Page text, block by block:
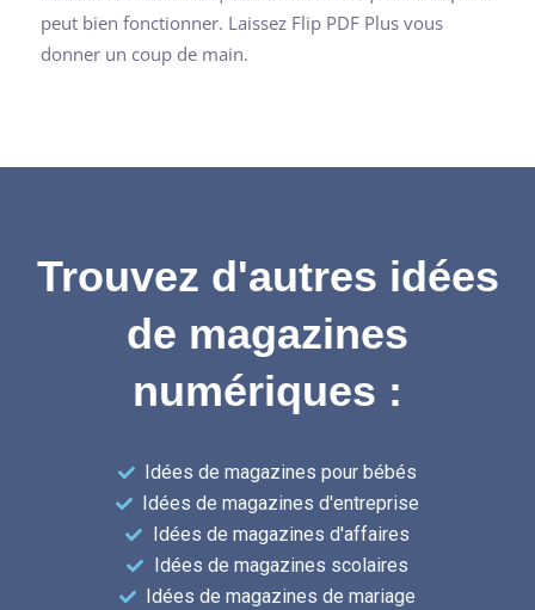
peut bien fonctionner. Laissez Flip PDF Plus vous
donner un coup de main.
Trouvez d'autres idées
de magazines
numériques :
Idées de magazines pour bébés
Idées de magazines d'entreprise
Idées de magazines d'affaires
Idées de magazines scolaires
Idées de magazines de mariage